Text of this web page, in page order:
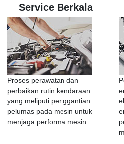
Service Berkala
Proses perawatan dan
perbaikan rutin kendaraan
yang meliputi penggantian
pelumas pada mesin untuk
menjaga performa mesin.